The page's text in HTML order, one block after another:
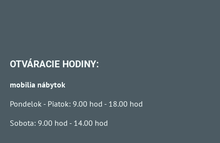
OTVÁRACIE HODINY:
mobilia nábytok
Pondelok - Piatok: 9.00 hod - 18.00 hod
Sobota: 9.00 hod - 14.00 hod